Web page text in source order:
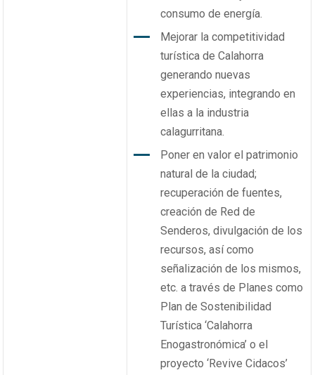
consumo de energía.
Mejorar la competitividad
turística de Calahorra
generando nuevas
experiencias, integrando en
ellas a la industria
calagurritana.
Poner en valor el patrimonio
natural de la ciudad;
recuperación de fuentes,
creación de Red de
Senderos, divulgación de los
recursos, así como
señalización de los mismos,
etc. a través de Planes como
Plan de Sostenibilidad
Turística ‘Calahorra
Enogastronómica’ o el
proyecto ‘Revive Cidacos’